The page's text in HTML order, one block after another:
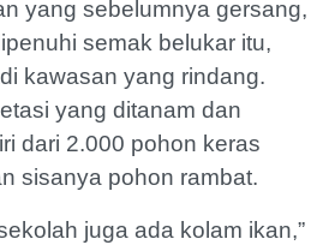
yang sebelumnya gersang,
semak belukar itu,
kawasan yang rindang.
yang ditanam dan
dari 2.000 pohon keras
sisanya pohon rambat.
juga ada kolam ikan,”